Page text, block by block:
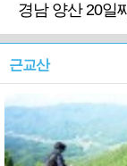
경남 양산 20일
근교산